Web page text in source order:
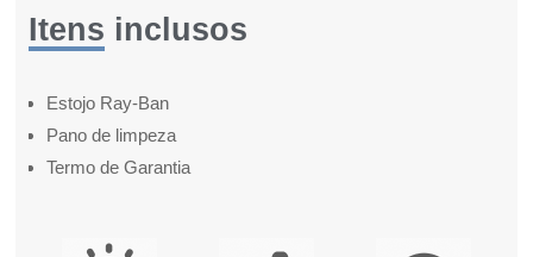
Itens inclusos
Estojo Ray-Ban
Pano de limpeza
Termo de Garantia